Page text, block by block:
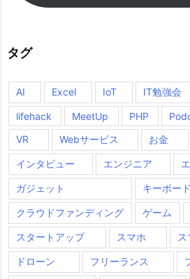
タグ
AI Excel IoT IT勉強会
lifehack MeetUp PHP
VR
Webサービス お金
インタビュー エンジニア
ガジェット キーボード
クラウドファンディング ゲーム
スタートアップ スマホ ス
ドローン フリーランス